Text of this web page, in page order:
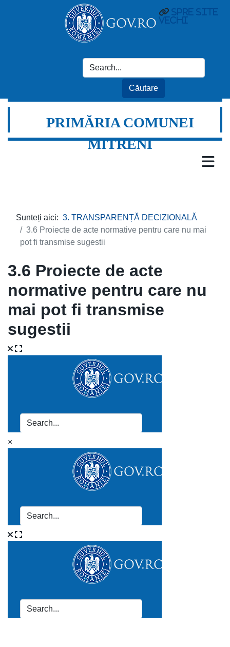
spre site
vechi
PRIMĂRIA COMUNEI
MITRENI
Sunteți aici: 3. TRANSPARENȚĂ DECIZIONALĂ
3.6 Proiecte de acte normative pentru care nu mai
pot fi transmise sugestii
3.6 Proiecte de acte
normative pentru care nu
mai pot fi transmise
sugestii
×